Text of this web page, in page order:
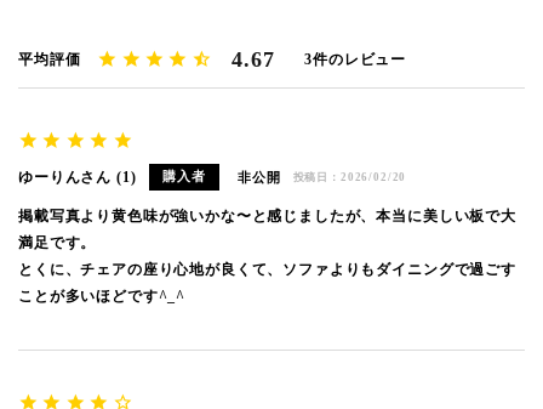
4.67 3
ゆーりん 1 購入者 非公開 投稿日 2026/02/20
掲載写真より黄色味が強いかな〜と感じましたが、本当に美しい板で大
満足です。
とくに、チェアの座り心地が良くて、ソファよりもダイニングで過ごす
ことが多いほどです^_^